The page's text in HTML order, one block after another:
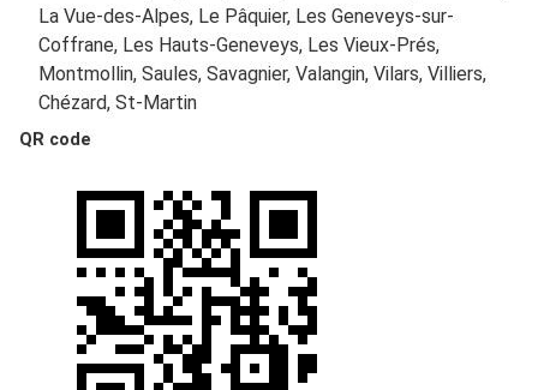
La Vue-des-Alpes, Le Pâquier, Les Geneveys-sur-
Coffrane, Les Hauts-Geneveys, Les Vieux-Prés,
Montmollin, Saules, Savagnier, Valangin, Vilars, Villiers,
Chézard, St-Martin
QR code